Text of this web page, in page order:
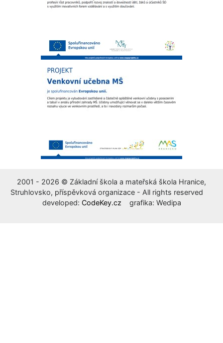
2001 - 2026 © Základní škola a mateřská škola Hranice,
Struhlovsko, příspěvková organizace - All rights reserved
developed: CodeKey.cz grafika: Wedipa